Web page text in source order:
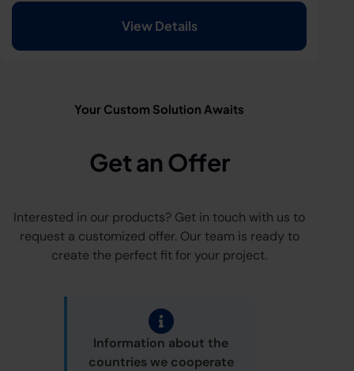
View Details
Your Custom Solution Awaits
Get an Offer
Interested in our products? Get in touch with us to
request a customized offer. Our team is ready to
create the perfect fit for your project.
Information about the
countries we cooperate